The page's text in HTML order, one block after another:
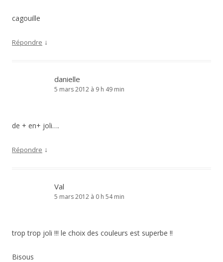
cagouille
Répondre ↓
danielle
5 mars 2012 à 9 h 49 min
de + en+ joli….
Répondre ↓
Val
5 mars 2012 à 0 h 54 min
trop trop joli !!! le choix des couleurs est superbe !!
Bisous